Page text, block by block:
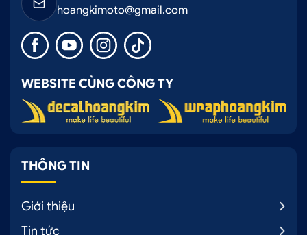
hoangkimoto@gmail.com
WEBSITE CÙNG CÔNG TY
THÔNG TIN
Giới thiệu
Tin tức